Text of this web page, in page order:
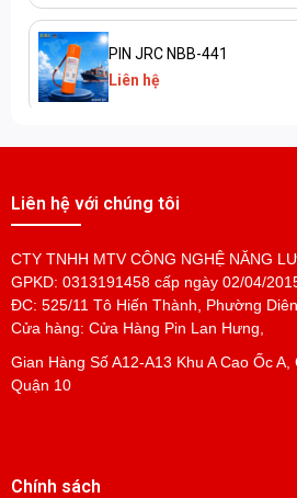
PIN JRC NBB-441
Liên hệ
Liên hệ với chúng tôi
CTY TNHH MTV CÔNG NGHỆ NĂNG
GPKD: 0313191458 cấp ngày 02/04/
ĐC: 525/11 Tô Hiến Thành, Phường
Cửa hàng: Cửa Hàng Pin Lan Hưng,
Gian Hàng Số A12-A13 Khu A Cao Ốc
Quận 10
Chính sách